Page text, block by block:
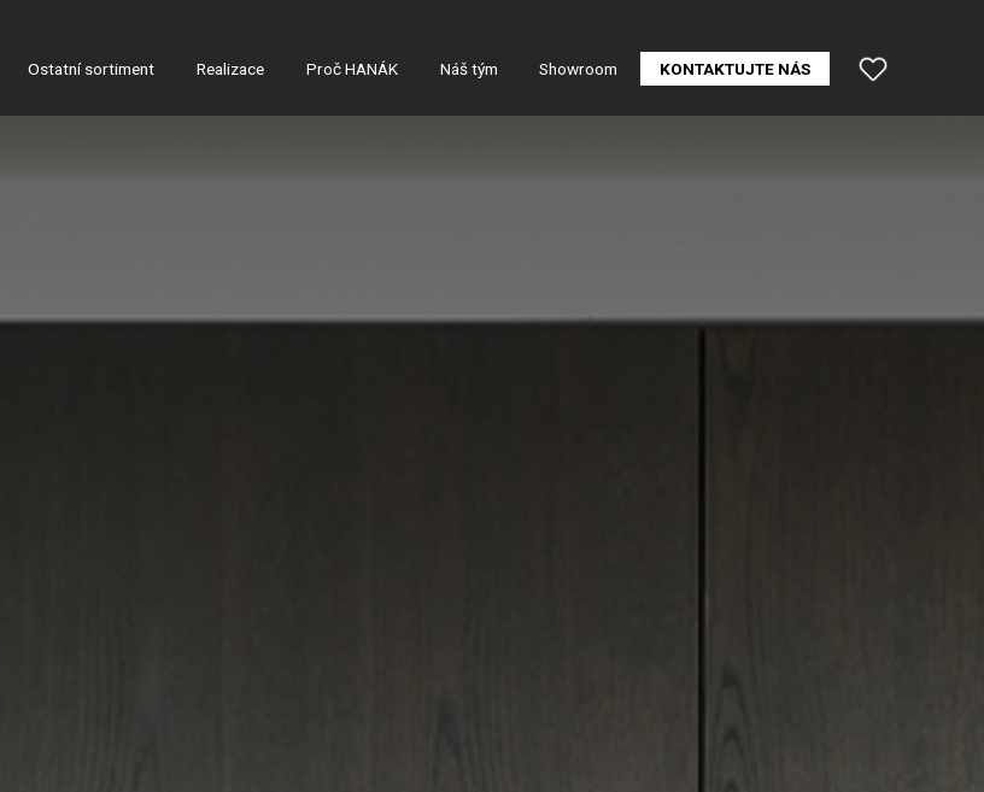
Ostatní sortiment Realizace Proč HANÁK Náš tým Showroom KONTAKTUJTE NÁS